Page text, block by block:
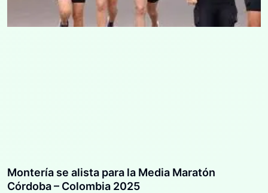
Montería se alista para la Media Maratón
Córdoba – Colombia 2025